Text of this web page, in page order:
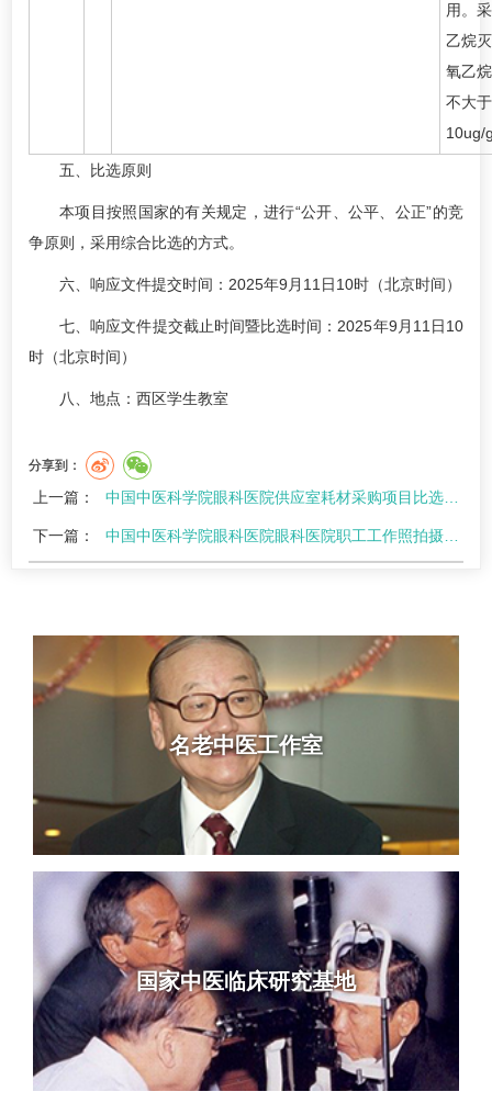
用。
乙烷
氧乙
不大于
10ug/
五、比选原则
本项目按照国家的有关规定，进行“公开、公平、公正”的竞
争原则，采用综合比选的方式。
六、响应文件提交时间：2025年9月11日10时（北京时间）
七、响应文件提交截止时间暨比选时间：2025年9月11日10
时（北京时间）
八、地点：西区学生教室
分享到：
上一篇： 中国中医科学院眼科医院供应室耗材采购项目比选公告
下一篇： 中国中医科学院眼科医院眼科医院职工工作照拍摄制作(二次)磋商文件
名老中医工作室
国家中医临床研究基地